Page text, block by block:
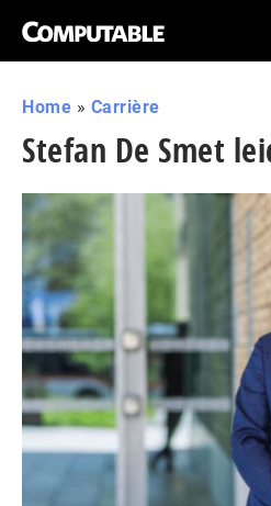
Home » Carrière
Stefan De Smet